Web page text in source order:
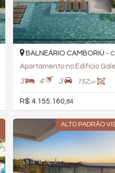
BALNEÁRIO CAMBORIÚ -
Apartamento no Edifício
3 4 3 152,00
R$ 4.155.160, 84
ALTO PADRÃO